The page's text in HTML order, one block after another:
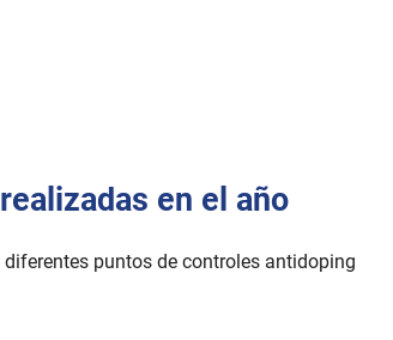
en el año
diferentes puntos de controles antidoping